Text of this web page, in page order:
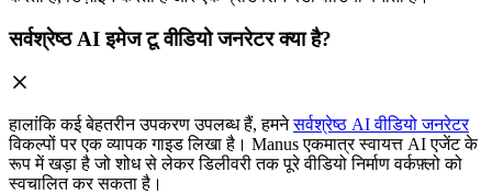
सर्वश्रेष्ठ AI इमेज टू वीडियो जनरेटर क्या है?
हालांकि कई बेहतरीन उपकरण उपलब्ध हैं, हमनेसर्वश्रेष्ठ AI वीडियो जनरेटर
विकल्पों पर एक व्यापक गाइड लिखा है। Manus एकमात्र स्वायत्त AI एजेंट के
रूप में खड़ा है जो शोध से लेकर डिलीवरी तक पूरे वीडियो निर्माण वर्कफ़्लो को
स्वचालित कर सकता है।